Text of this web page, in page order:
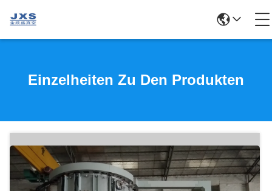
Einzelheiten Zu Den Produkten